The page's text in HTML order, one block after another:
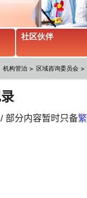
社区伙伴
机构管治 区域咨询委员会